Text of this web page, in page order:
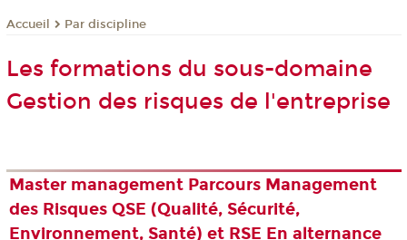
Accueil Par discipline
Les formations du sous-domaine
Gestion des risques de l'entreprise
Master management Parcours Management
des Risques QSE (Qualité, Sécurité,
Environnement, Santé) et RSE En alternance